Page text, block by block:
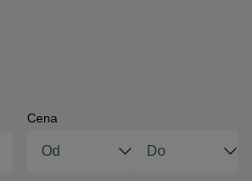
Cena